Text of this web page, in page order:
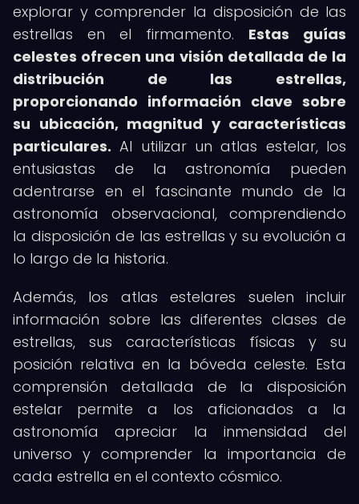
explorar y comprender la disposición de las
estrellas en el firmamento. Estas guías
celestes ofrecen una visión detallada de la
distribución de las estrellas,
proporcionando información clave sobre
su ubicación, magnitud y características
particulares. Al utilizar un atlas estelar, los
entusiastas de la astronomía pueden
adentrarse en el fascinante mundo de la
astronomía observacional, comprendiendo
la disposición de las estrellas y su evolución a
lo largo de la historia.
Además, los atlas estelares suelen incluir
información sobre las diferentes clases de
estrellas, sus características físicas y su
posición relativa en la bóveda celeste. Esta
comprensión detallada de la disposición
estelar permite a los aficionados a la
astronomía apreciar la inmensidad del
universo y comprender la importancia de
cada estrella en el contexto cósmico.